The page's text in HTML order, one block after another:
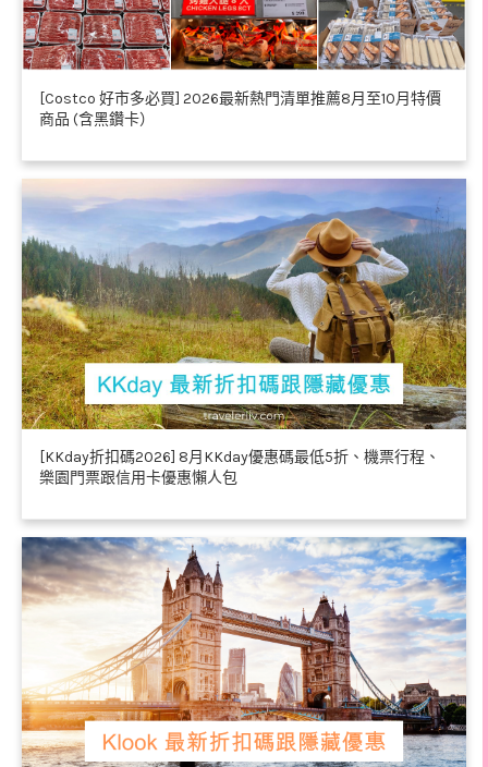
[Costco 好市多必買] 2026最新熱門清單推薦8月至10月特價
商品 (含黑鑽卡）
[KKday折扣碼2026] 8月KKday優惠碼最低5折、機票行程、
樂園門票跟信用卡優惠懶人包